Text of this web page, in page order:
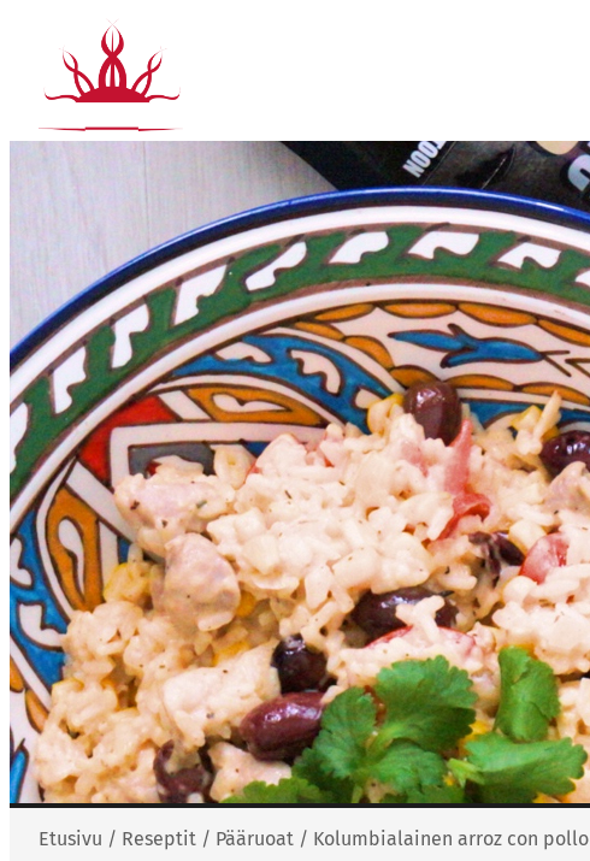
sisältöön
Etusivu / Reseptit / Pääruoat / Kolumbialainen arroz con pollo